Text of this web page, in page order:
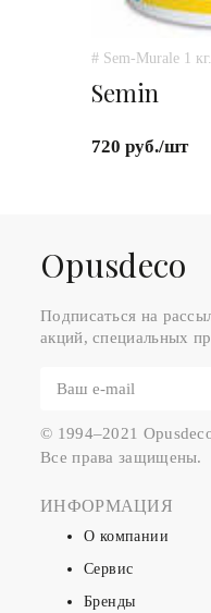
# Sem-Murale 1 кг.
Semin
720 руб./шт
Оpusdeco
Подписаться на
акций, специальных
© 1994–2021
Все права защищены.
ИНФОРМАЦИЯ
О компании
Сервис
Бренды